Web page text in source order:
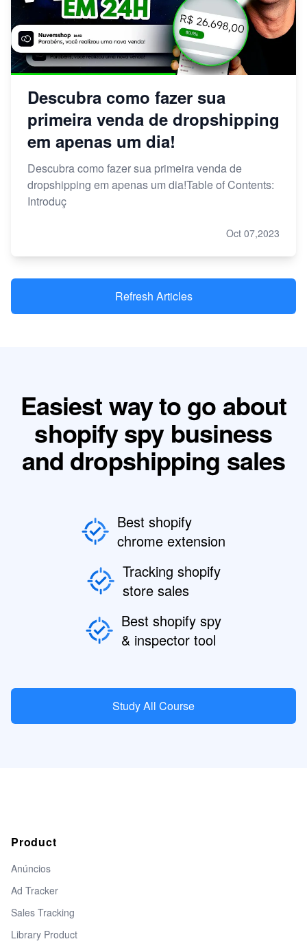
Descubra como fazer sua
primeira venda de dropshipping
em apenas um dia!
Descubra como fazer sua primeira venda de
dropshipping em apenas um dia!Table of Contents:
Introduç
Oct 07,2023
Refresh Articles
Easiest way to go about
shopify spy business
and dropshipping sales
Best shopify
chrome extension
Tracking shopify
store sales
Best shopify spy
& inspector tool
Study All Course
Product
Anúncios
Ad Tracker
Sales Tracking
Library Product